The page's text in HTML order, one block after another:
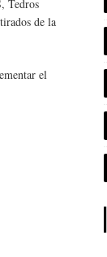
Tedros
de la
el